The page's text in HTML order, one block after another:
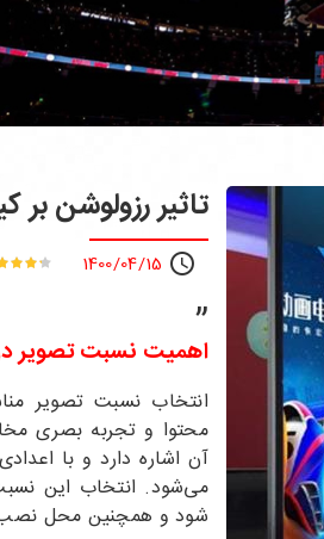
تاثیر رزولوشن
1400/04/15
”
اهمیت نسبت تصویر
انتخاب نسبت تصویر
محتوا و تجربه بصری
می‌شود. انتخاب این
شود و همچنین محل نصب